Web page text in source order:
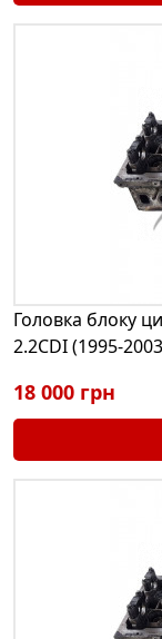
Головка блоку
2.2CDI (1995-
18 000 грн